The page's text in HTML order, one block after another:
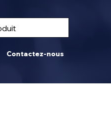
Contactez-nous